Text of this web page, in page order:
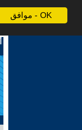
موافق - OK